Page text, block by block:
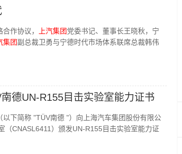
作协议， 上汽集团党委书记、董事长王晓秋，宁
集团副总裁卫勇与宁德时代市场体系联席总裁韩伟
德UN-R155目击实验室能力证书
下简称 "TÜV南德 "）向上海汽车集团股份有限公
（CNASL6411）颁发UN-R155目击实验室能力证